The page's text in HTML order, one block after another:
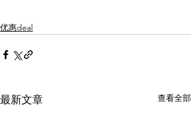
优惠deal
最新文章 查看全部